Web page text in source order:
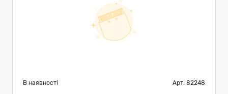
В наявності Арт. 82248